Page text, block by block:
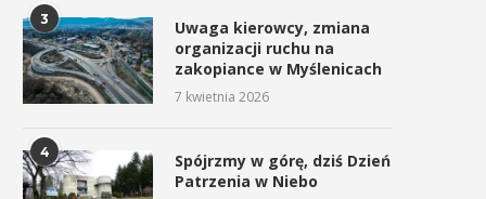
3
Uwaga kierowcy, zmiana
organizacji ruchu na
zakopiance w Myślenicach
7 kwietnia 2026
4
Spójrzmy w górę, dziś Dzień
Patrzenia w Niebo